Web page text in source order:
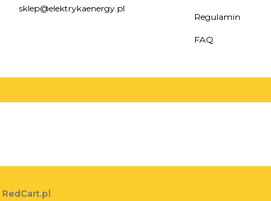
sklep@elektrykaenergy.pl
Regulamin
FAQ
RedCart.pl